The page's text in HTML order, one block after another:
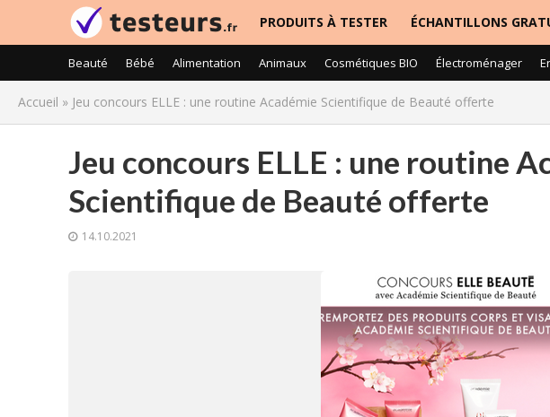
PRODUITS À TESTER ÉCHANTILLONS
Beauté Bébé Alimentation Animaux Cosmétiques BIO Électroménager
Accueil » Jeu concours ELLE : une routine Académie Scientifique de Beauté offerte
Jeu concours ELLE : une routine
Scientifique de Beauté offerte
14.10.2021